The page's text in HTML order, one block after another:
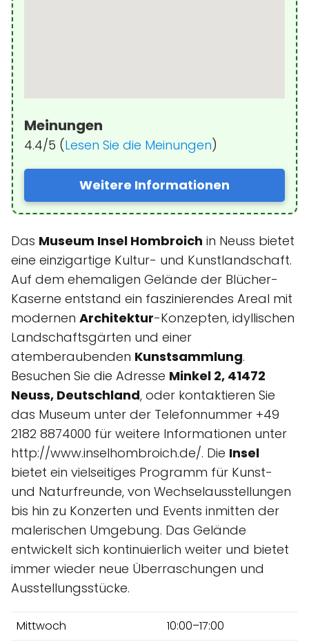
Meinungen
4.4/5 (Lesen Sie die Meinungen)
Weitere Informationen
Das Museum Insel Hombroich in Neuss bietet
eine einzigartige Kultur- und Kunstlandschaft.
Auf dem ehemaligen Gelände der Blücher-
Kaserne entstand ein faszinierendes Areal mit
modernen Architektur-Konzepten, idyllischen
Landschaftsgärten und einer
atemberaubenden Kunstsammlung.
Besuchen Sie die Adresse Minkel 2, 41472
Neuss, Deutschland, oder kontaktieren Sie
das Museum unter der Telefonnummer +49
2182 8874000 für weitere Informationen unter
http://www.inselhombroich.de/. Die Insel
bietet ein vielseitiges Programm für Kunst-
und Naturfreunde, von Wechselausstellungen
bis hin zu Konzerten und Events inmitten der
malerischen Umgebung. Das Gelände
entwickelt sich kontinuierlich weiter und bietet
immer wieder neue Überraschungen und
Ausstellungsstücke.
Mittwoch
10:00–17:00